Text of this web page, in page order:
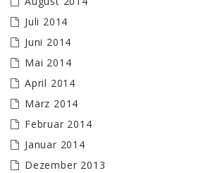
Juli 2014
Juni 2014
Mai 2014
April 2014
März 2014
Februar 2014
Januar 2014
Dezember 2013